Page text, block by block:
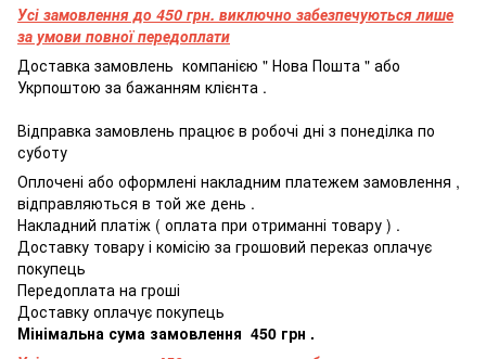
Усі замовлення до 450 грн. виключно забезпечуються лише
за умови повної передоплати
Доставка замовлень компанією " Нова Пошта " або
Укрпоштою за бажанням клієнта .
Відправка замовлень працює в робочі дні з понеділка по
суботу
Оплочені або оформлені накладним платежем замовлення ,
відправляються в той же день .
Накладний платіж ( оплата при отриманні товару ) .
Доставку товару і комісію за грошовий переказ оплачує
покупець
Передоплата на гроші
Доставку оплачує покупець
Мінімальна сума замовлення 450 грн .